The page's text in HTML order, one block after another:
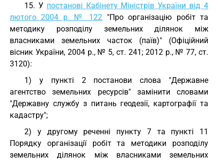
15. У постанові Кабінету Міністрів України від 4
лютого 2004 р. № 122 "Про організацію робіт та
методику розподілу земельних ділянок між
власниками земельних часток (паїв)" (Офіційний
вісник України, 2004 р., № 5, ст. 241; 2012 р., № 77, ст.
3120):
1) у пункті 2 постанови слова "Державне
агентство земельних ресурсів" замінити словами
"Державну службу з питань геодезії, картографії та
кадастру";
2) у другому реченні пункту 7 та пункті 11
Порядку організації робіт та методики розподілу
земельних ділянок між власниками земельних